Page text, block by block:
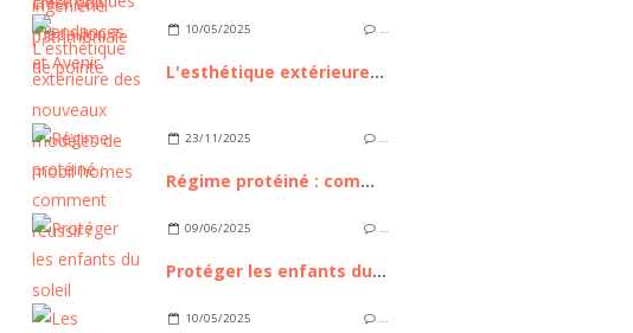
10/05/2025 …
L'esthétique extérieure des nouveaux modèles de mobil homes
23/11/2025 …
Régime protéiné : comment réussir ?
09/06/2025 …
Protéger les enfants du soleil
10/05/2025 …